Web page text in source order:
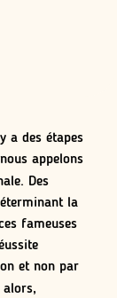
a des étapes
appelons
Des
la
fameuses
et non par
alors,